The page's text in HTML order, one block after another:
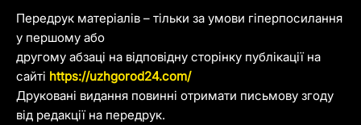
Передрук матеріалів – тільки за умови гіперпосилання
у першому або
другому абзаці на відповідну сторінку публікації на
сайті https://uzhgorod24.com/
Друковані видання повинні отримати письмову згоду
від редакції на передрук.